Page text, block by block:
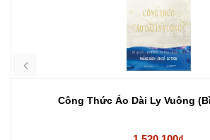
Công Thức Áo Dài Ly Vuông